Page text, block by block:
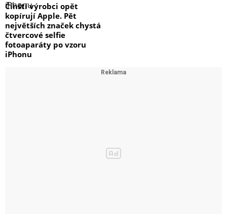
Čínští výrobci opět
kopírují Apple. Pět
největších značek chystá
čtvercové selfie
fotoaparáty po vzoru
iPhonu